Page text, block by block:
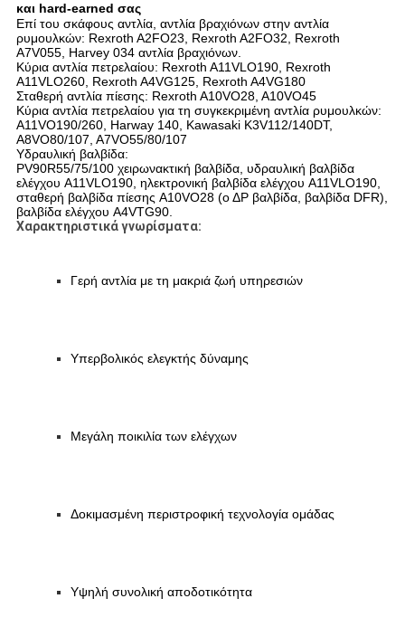
και hard-earned σας
Επί του σκάφους αντλία, αντλία βραχιόνων στην αντλία
ρυμουλκών: Rexroth A2FO23, Rexroth A2FO32, Rexroth
A7V055, Harvey 034 αντλία βραχιόνων.
Κύρια αντλία πετρελαίου: Rexroth A11VLO190, Rexroth
A11VLO260, Rexroth A4VG125, Rexroth A4VG180
Σταθερή αντλία πίεσης: Rexroth A10VO28, A10VO45
Κύρια αντλία πετρελαίου για τη συγκεκριμένη αντλία ρυμουλκών:
A11VO190/260, Harway 140, Kawasaki K3V112/140DT,
A8VO80/107, A7VO55/80/107
Υδραυλική βαλβίδα:
PV90R55/75/100 χειρωνακτική βαλβίδα, υδραυλική βαλβίδα
ελέγχου A11VLO190, ηλεκτρονική βαλβίδα ελέγχου A11VLO190,
σταθερή βαλβίδα πίεσης A10VO28 (ο ΔΡ βαλβίδα, βαλβίδα DFR),
βαλβίδα ελέγχου A4VTG90.
Χαρακτηριστικά γνωρίσματα:
Γερή αντλία με τη μακριά ζωή υπηρεσιών
Υπερβολικός ελεγκτής δύναμης
Μεγάλη ποικιλία των ελέγχων
Δοκιμασμένη περιστροφική τεχνολογία ομάδας
Υψηλή συνολική αποδοτικότητα